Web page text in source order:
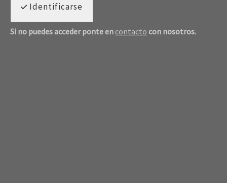
Identificarse
Si no puedes acceder ponte en contacto con nosotros.